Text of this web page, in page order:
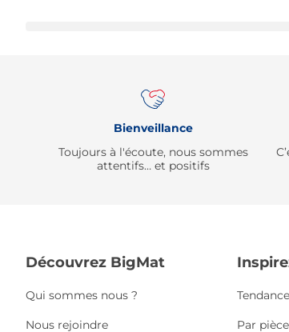
Bienveillance
Toujours à l'écoute, nous sommes
attentifs… et positifs
Découvrez BigMat
Qui sommes nous ?
Nous rejoindre Par